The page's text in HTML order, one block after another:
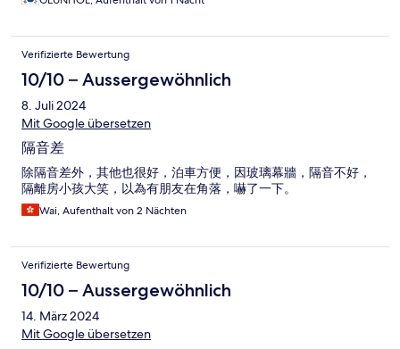
Verifizierte Bewertung
10/10 – Aussergewöhnlich
8. Juli 2024
Mit Google übersetzen
隔音差
除隔音差外，其他也很好，泊車方便，因玻璃幕牆，隔音不好，
隔離房小孩大笑，以為有朋友在角落，嚇了一下。
Wai, Aufenthalt von 2 Nächten
Verifizierte Bewertung
10/10 – Aussergewöhnlich
14. März 2024
Mit Google übersetzen